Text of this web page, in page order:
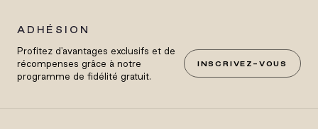
ADHÉSION
Profitez d'avantages exclusifs et de
récompenses grâce à notre
programme de fidélité gratuit.
INSCRIVEZ-VOUS